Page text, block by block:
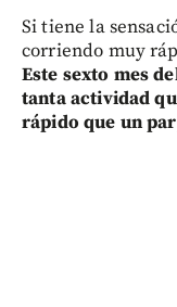
Si tiene la
corriendo muy
Este sexto mes
tanta actividad
rápido que un